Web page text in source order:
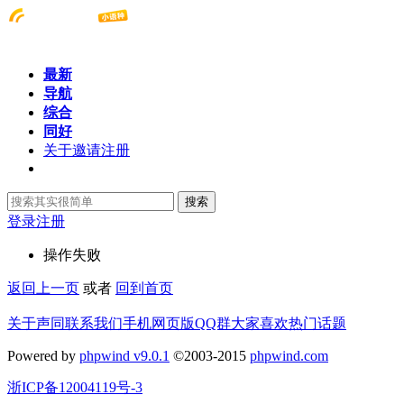
最新
导航
综合
同好
关于邀请注册
搜索
登录注册
操作失败
返回上一页 或者 回到首页
关于声同联系我们手机网页版QQ群大家喜欢热门话题
Powered by phpwind v9.0.1 ©2003-2015 phpwind.com
浙ICP备12004119号-3